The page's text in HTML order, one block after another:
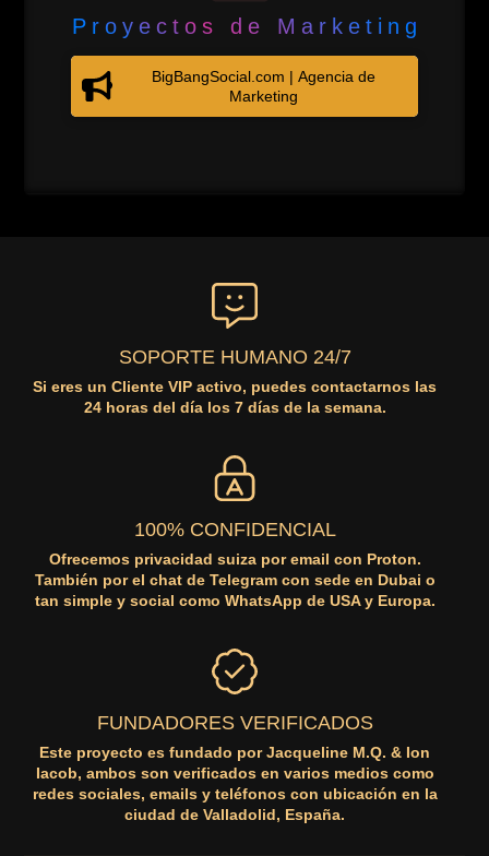
Proyectos de Marketing
BigBangSocial.com | Agencia de
Marketing
SOPORTE HUMANO 24/7
Si eres un Cliente VIP activo, puedes contactarnos las
24 horas del día los 7 días de la semana.
100% CONFIDENCIAL
Ofrecemos privacidad suiza por email con Proton.
También por el chat de Telegram con sede en Dubai o
tan simple y social como WhatsApp de USA y Europa.
FUNDADORES VERIFICADOS
Este proyecto es fundado por Jacqueline M.Q. & Ion
Iacob, ambos son verificados en varios medios como
redes sociales, emails y teléfonos con ubicación en la
ciudad de Valladolid, España.